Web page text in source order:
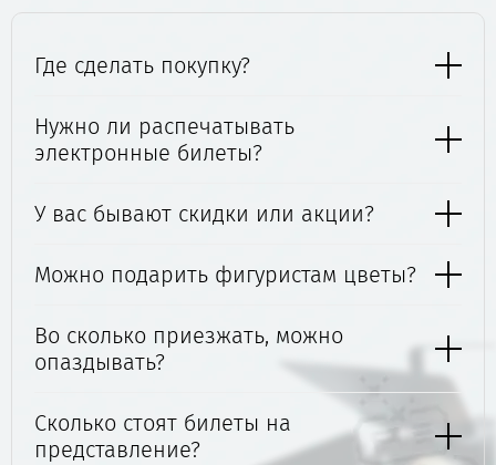
Где сделать покупку?
Нужно ли распечатывать
электронные билеты?
У вас бывают скидки или акции?
Можно подарить фигуристам цветы?
Во сколько приезжать, можно
опаздывать?
Сколько стоят билеты на
представление?